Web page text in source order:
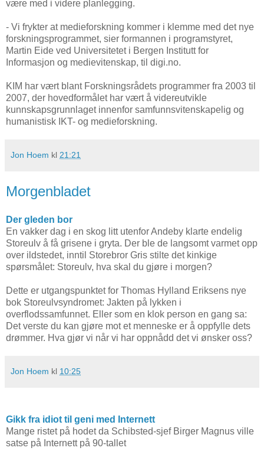
være med i videre planlegging.
- Vi frykter at medieforskning kommer i klemme med det nye
forskningsprogrammet, sier formannen i programstyret,
Martin Eide ved Universitetet i Bergen Institutt for
Informasjon og medievitenskap, til digi.no.
KIM har vært blant Forskningsrådets programmer fra 2003 til
2007, der hovedformålet har vært å videreutvikle
kunnskapsgrunnlaget innenfor samfunnsvitenskapelig og
humanistisk IKT- og medieforskning.
Jon Hoem kl 21:21
Morgenbladet
Der gleden bor
En vakker dag i en skog litt utenfor Andeby klarte endelig
Storeulv å få grisene i gryta. Der ble de langsomt varmet opp
over ildstedet, inntil Storebror Gris stilte det kinkige
spørsmålet: Storeulv, hva skal du gjøre i morgen?
Dette er utgangspunktet for Thomas Hylland Eriksens nye
bok Storeulvsyndromet: Jakten på lykken i
overflodssamfunnet. Eller som en klok person en gang sa:
Det verste du kan gjøre mot et menneske er å oppfylle dets
drømmer. Hva gjør vi når vi har oppnådd det vi ønsker oss?
Jon Hoem kl 10:25
Gikk fra idiot til geni med Internett
Mange ristet på hodet da Schibsted-sjef Birger Magnus ville
satse på Internett på 90-tallet